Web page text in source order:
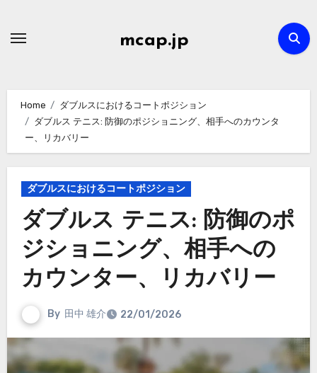
mcap.jp
Home
ダブルスにおけるコートポジション
ダブルス テニス: 防御のポジショニング、相手へのカウンタ
ー、リカバリー
ダブルスにおけるコートポジション
ダブルス テニス: 防御のポ
ジショニング、相手への
カウンター、リカバリー
By 田中 雄介 22/01/2026